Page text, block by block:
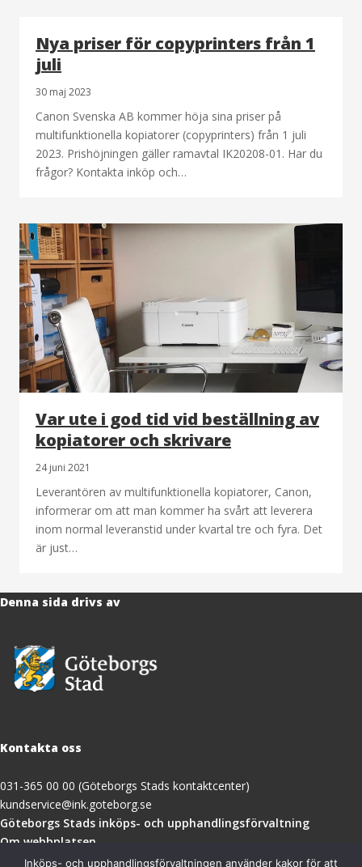
Nya priser för copyprinters från 1
juli
30 maj 2023
Canon Svenska AB kommer höja sina priser på
multifunktionella kopiatorer (copyprinters) från 1 juli
2023. Prishöjningen gäller ramavtal IK20208-01. Har du
frågor? Kontakta inköp och…
Var ute i god tid vid beställning av
kopiatorer och skrivare
24 juni 2021
Leverantören av multifunktionella kopiatorer, Canon,
informerar om att man kommer ha svårt att leverera
inom normal leveranstid under kvartal tre och fyra. Det
är just…
Denna sida drivs av
Kontakta oss
031-365 00 00 (Göteborgs Stads kontaktcenter)
kundservice@ink.goteborg.se
Göteborgs Stads inköps- och upphandlingsförvaltning(öppnas
nytt
Om webbplatsen
Tillgänglighetsredogörelse
Inköps- och upphandlingsförvaltningen använder kakor för att